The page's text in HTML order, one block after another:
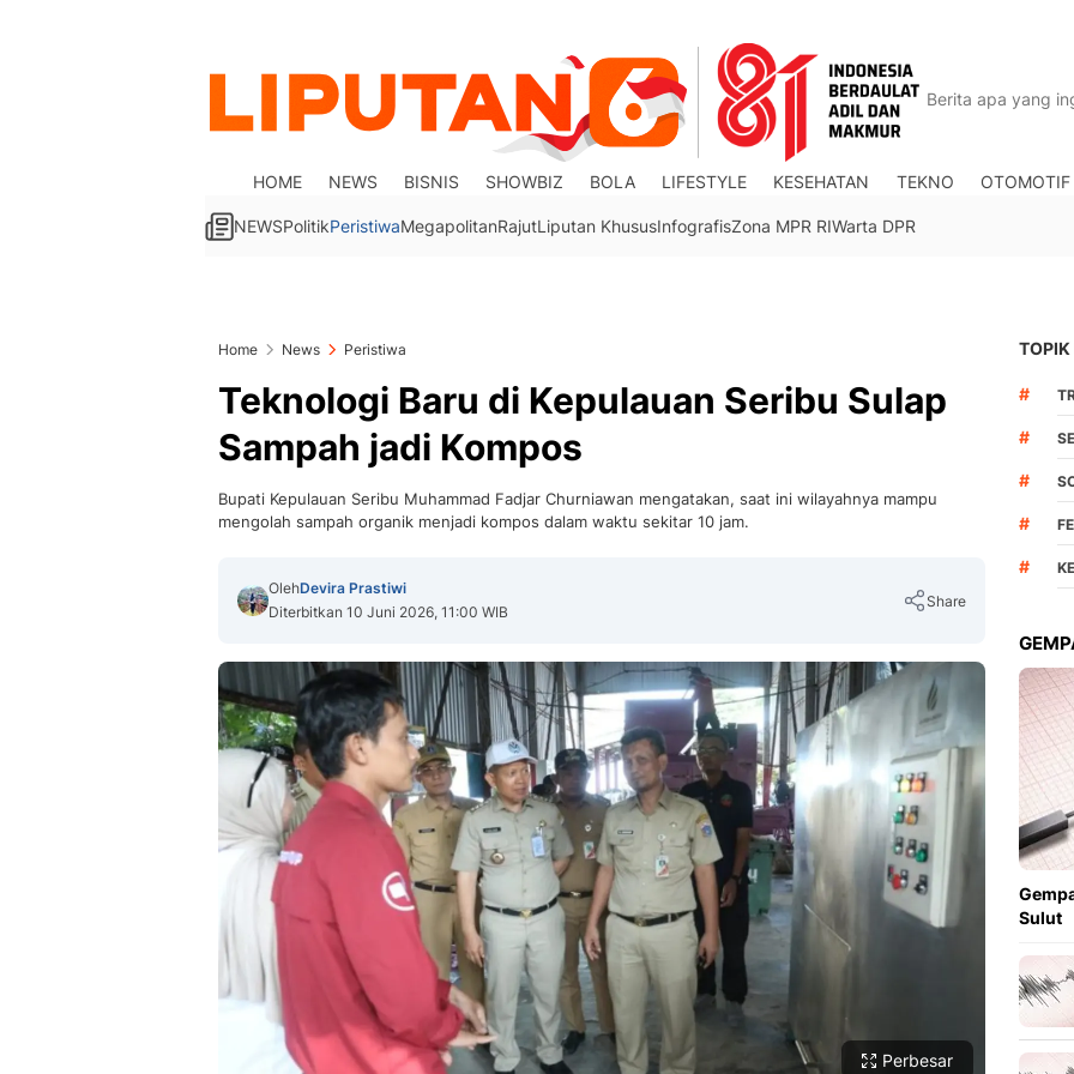
HOME NEWS BISNIS SHOWBIZ BOLA LIFESTYLE KESEHATAN TEKNO OTOMOTIF
NEWSPolitikPeristiwaMegapolitanRajutLiputan KhususInfografisZona MPR RIWarta DPR
Home News Peristiwa
Teknologi Baru di Kepulauan Seribu Sulap
Sampah jadi Kompos
Bupati Kepulauan Seribu Muhammad Fadjar Churniawan mengatakan, saat ini wilayahnya mampu
mengolah sampah organik menjadi kompos dalam waktu sekitar 10 jam.
OlehDevira Prastiwi
Diterbitkan 10 Juni 2026, 11:00 WIB
Share
Copy Link
Perbesar
TOPIK
#
#
#
#
#
Sulut